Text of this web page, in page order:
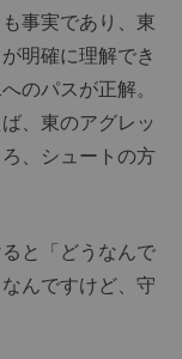
事実であり、東
明確に理解でき
のパスが正解。
、東のアグレッ
、シュートの方
と「どうなんで
んですけど、守